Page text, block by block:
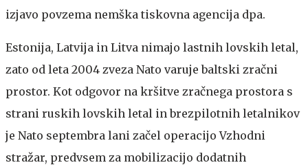
izjavo povzema nemška tiskovna agencija dpa.
Estonija, Latvija in Litva nimajo lastnih lovskih letal,
zato od leta 2004 zveza Nato varuje baltski zračni
prostor. Kot odgovor na kršitve zračnega prostora s
strani ruskih lovskih letal in brezpilotnih letalnikov
je Nato septembra lani začel operacijo Vzhodni
stražar, predvsem za mobilizacijo dodatnih